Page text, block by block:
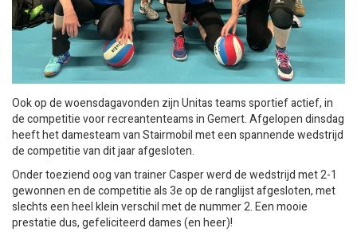
Ook op de woensdagavonden zijn Unitas teams sportief actief, in
de competitie voor recreantenteams in Gemert. Afgelopen dinsdag
heeft het damesteam van Stairmobil met een spannende wedstrijd
de competitie van dit jaar afgesloten.
Onder toeziend oog van trainer Casper werd de wedstrijd met 2-1
gewonnen en de competitie als 3e op de ranglijst afgesloten, met
slechts een heel klein verschil met de nummer 2. Een mooie
prestatie dus, gefeliciteerd dames (en heer)!